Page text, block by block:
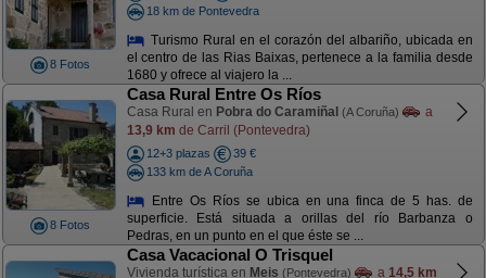
8 Fotos
18 km de Pontevedra
Turismo Rural en el corazón del albariño, ubicada en
el centro de las Rias Baixas, pertenece a la familia desde
1680 y ofrece al viajero la ...
8 Fotos
Casa Rural Entre Os Ríos
Casa Rural en Pobra do Caramiñal (A Coruña)
a
13,9 km de Carril (Pontevedra)
12+3 plazas
39 €
133 km de A Coruña
Entre Os Ríos se ubica en una finca de 5 has. de
superficie. Está situada a orillas del río Barbanza o
Pedras, en un punto en el que éste se ...
Casa Vacacional O Trisquel
Vivienda turística en Meis (Pontevedra) a 14,5 km